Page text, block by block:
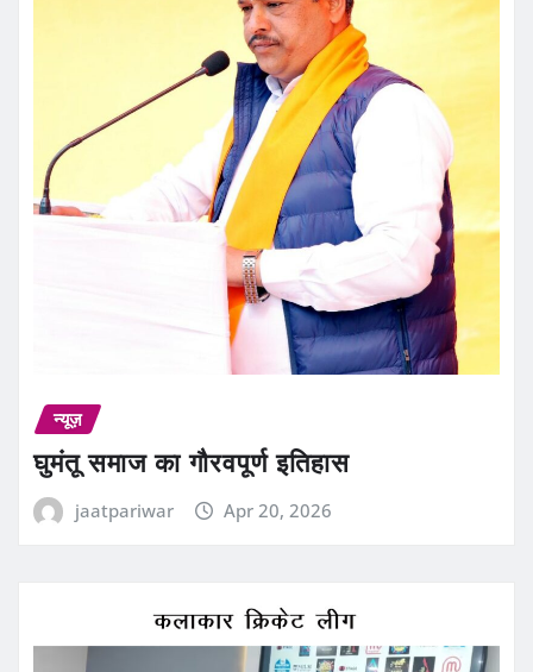
न्यूज़
घुमंतू समाज का गौरवपूर्ण इतिहास
jaatpariwar Apr 20, 2026